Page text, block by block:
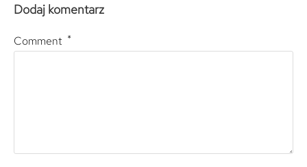
Dodaj komentarz
Comment *